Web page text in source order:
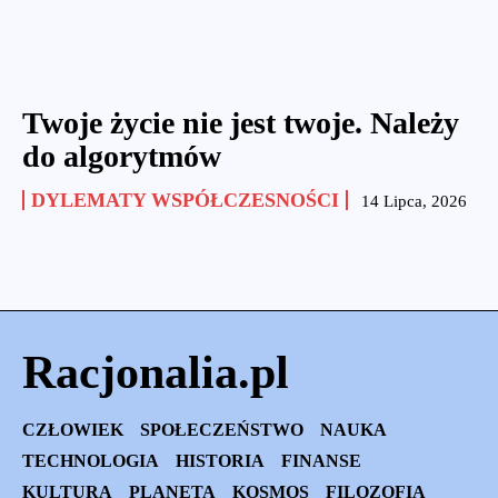
Twoje życie nie jest twoje. Należy
do algorytmów
DYLEMATY WSPÓŁCZESNOŚCI 14 Lipca, 2026
Racjonalia.pl
CZŁOWIEK SPOŁECZEŃSTWO
NAUKA
TECHNOLOGIA
HISTORIA
FINANSE
KULTURA
PLANETA KOSMOS FILOZOFIA